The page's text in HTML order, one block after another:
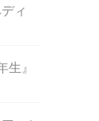
ィ
生』